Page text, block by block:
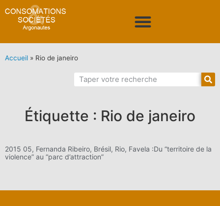
Accueil » Rio de janeiro
Étiquette : Rio de janeiro
2015 05, Fernanda Ribeiro, Brésil, Rio, Favela :Du “territoire de la
violence” au “parc d’attraction”